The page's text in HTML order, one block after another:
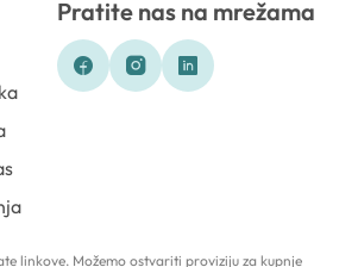
Pratite nas na mrežama
linkove. Možemo ostvariti proviziju za kupnje